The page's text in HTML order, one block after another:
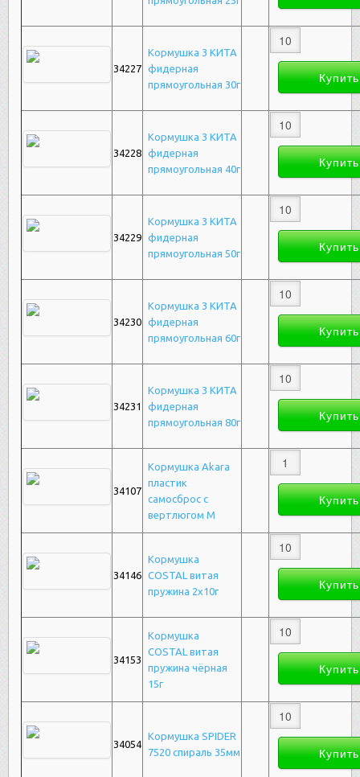
34227
Кормушка 3 КИТА
фидерная
прямоугольная 30г
34228
Кормушка 3 КИТА
фидерная
прямоугольная 40г
34229
Кормушка 3 КИТА
фидерная
прямоугольная 50г
34230
Кормушка 3 КИТА
фидерная
прямоугольная 60г
34231
Кормушка 3 КИТА
фидерная
прямоугольная 80г
34107
Кормушка Akara
пластик
самосброс с
вертлюгом M
34146
Кормушка
COSTAL витая
пружина 2х10г
34153
Кормушка
COSTAL витая
пружина чёрная
15г
34054
Кормушка SPIDER
7520 спираль 35мм